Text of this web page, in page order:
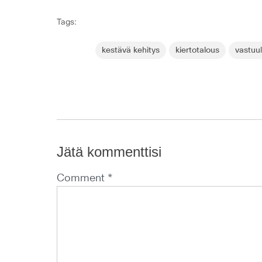
Tags:
kestävä kehitys kiertotalous
Jätä kommenttisi
Comment *